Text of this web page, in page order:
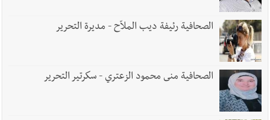
الصحافية رئيفة ديب الملاّح - مديرة التحرير
الصحافية منى محمود الزعتري - سكرتير التحرير